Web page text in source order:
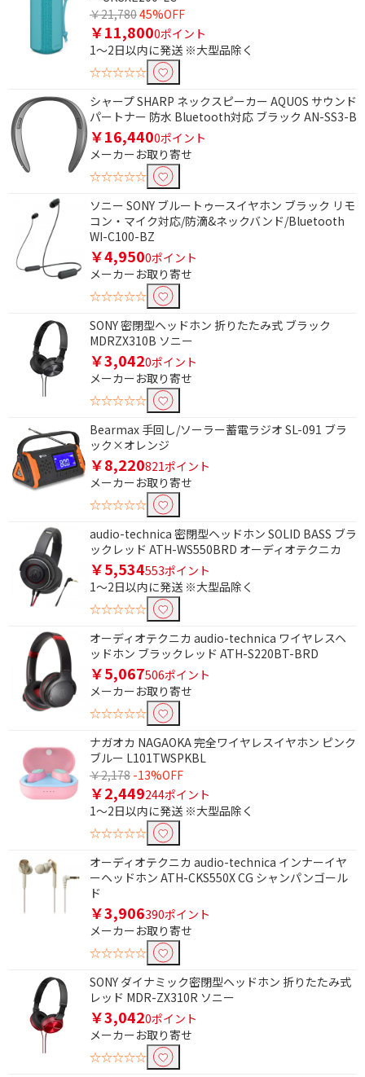
￥21,78045%OFF
￥11,8000ポイント
1～2日以内に発送 ※大型品除く
☆☆☆☆☆
シャープ SHARP ネックスピーカー AQUOS サウンド
パートナー 防水 Bluetooth対応 ブラック AN-SS3-B
￥16,4400ポイント
メーカーお取り寄せ
☆☆☆☆☆
ソニー SONY ブルートゥースイヤホン ブラック リモ
コン・マイク対応/防滴&ネックバンド/Bluetooth
WI-C100-BZ
￥4,9500ポイント
メーカーお取り寄せ
☆☆☆☆☆
SONY 密閉型ヘッドホン 折りたたみ式 ブラック
MDRZX310B ソニー
￥3,0420ポイント
メーカーお取り寄せ
☆☆☆☆☆
Bearmax 手回し/ソーラー蓄電ラジオ SL-091 ブラ
ック×オレンジ
￥8,220821ポイント
メーカーお取り寄せ
☆☆☆☆☆
audio-technica 密閉型ヘッドホン SOLID BASS ブラ
ックレッド ATH-WS550BRD オーディオテクニカ
￥5,534553ポイント
1～2日以内に発送 ※大型品除く
☆☆☆☆☆
オーディオテクニカ audio-technica ワイヤレスヘ
ッドホン ブラックレッド ATH-S220BT-BRD
￥5,067506ポイント
メーカーお取り寄せ
☆☆☆☆☆
ナガオカ NAGAOKA 完全ワイヤレスイヤホン ピンク
ブルー L101TWSPKBL
￥2,178 -13%OFF
￥2,449244ポイント
1～2日以内に発送 ※大型品除く
☆☆☆☆☆
オーディオテクニカ audio-technica インナーイヤ
ーヘッドホン ATH-CKS550X CG シャンパンゴール
ド
￥3,906390ポイント
メーカーお取り寄せ
☆☆☆☆☆
SONY ダイナミック密閉型ヘッドホン 折りたたみ式
レッド MDR-ZX310R ソニー
￥3,0420ポイント
メーカーお取り寄せ
☆☆☆☆☆
条件で絞り込む
フリーワードで絞り込む
除外する
除外する にチェックを入れると、指定したワード
を除外して検索します。
価格で絞り込む